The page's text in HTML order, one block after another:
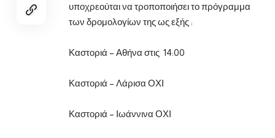
υποχρεούται να τροποποιήσει το πρόγραμμα
των δρομολογίων της ως εξής :
Καστοριά – Αθήνα στις 14:00
Καστοριά – Λάρισα ΟΧΙ
Καστοριά – Ιωάννινα ΟΧΙ